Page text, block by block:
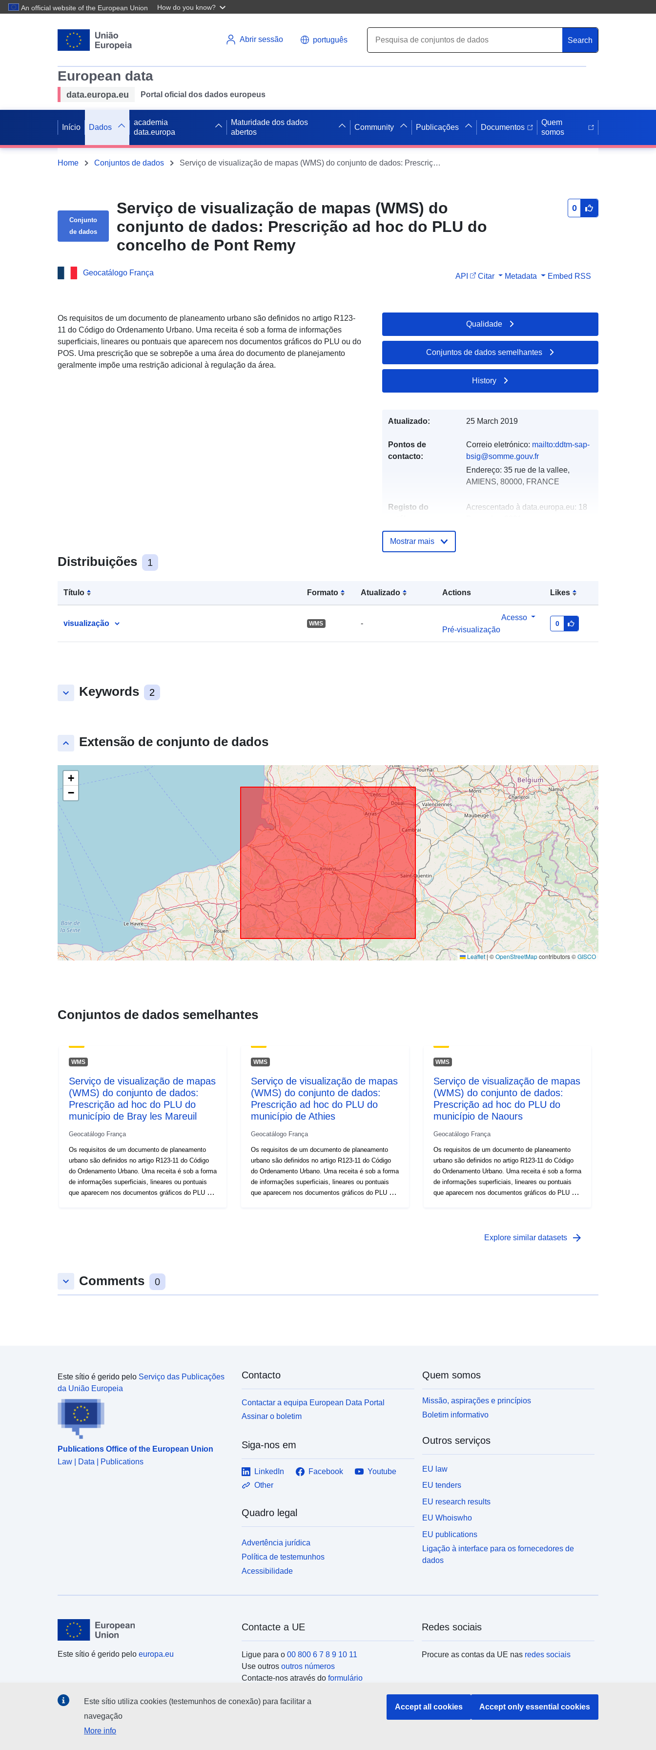
An official website of the European Union How do you know?
Abrir sessão português Search
European data
data.europa.eu Portal oficial dos dados europeus
Início Dados
academia
data.europa
Maturidade dos dados
abertos
Community Publicações Documentos
Quem
somos
Home Conjuntos de dados Serviço de visualização de mapas (WMS) do conjunto de dados: Prescrição ad hoc do PLU do concelho de Pont Remy
Conjunto
de dados
Serviço de visualização de mapas (WMS) do
conjunto de dados: Prescrição ad hoc do PLU do
concelho de Pont Remy
0
Geocatálogo França API Citar Metadata Embed RSS
Os requisitos de um documento de planeamento urbano são definidos no artigo R123-
11 do Código do Ordenamento Urbano. Uma receita é sob a forma de informações
superficiais, lineares ou pontuais que aparecem nos documentos gráficos do PLU ou do
POS. Uma prescrição que se sobrepõe a uma área do documento de planejamento
geralmente impõe uma restrição adicional à regulação da área.
Distribuições 1
Título Formato Atualizado Actions Likes
visualização WMS -
Acesso
Pré-visualização
0
keyboard_arrow_down Keywords 2
keyboard_arrow_up Extensão de conjunto de dados
+
−
Leaflet |©OpenStreetMapcontributors ©GISCO
Qualidade
Conjuntos de dados semelhantes
History
Atualizado: 25 March 2019
Pontos de
contacto:
Correio eletrónico: mailto:ddtm-sap-
bsig@somme.gouv.fr
Endereço: 35 rue de la vallee,
AMIENS, 80000, FRANCE
Registo do
Acrescentado à data.europa.eu: 18
50.48188019 ], [ 1.31279111,
49.38547516 ], [ 3.28133559,
49.38547516 ], [ 3.28133559,
Tipo: Polygon
120066022-srv-90fe0f13-0064-
4566-b837-3b261a46a975
Tipo:
Recurso:
http://inspire.ec.europa.eu/metadata-
codelist/ResourceType/services
Mostrar mais
Conjuntos de dados semelhantes
WMS
Serviço de visualização de mapas
(WMS) do conjunto de dados:
Prescrição ad hoc do PLU do
município de Bray les Mareuil
Geocatálogo França
Os requisitos de um documento de planeamento
urbano são definidos no artigo R123-11 do Código
do Ordenamento Urbano. Uma receita é sob a forma
de informações superficiais, lineares ou pontuais
que aparecem nos documentos gráficos do PLU ou
WMS
Serviço de visualização de mapas
(WMS) do conjunto de dados:
Prescrição ad hoc do PLU do
município de Athies
Geocatálogo França
Os requisitos de um documento de planeamento
urbano são definidos no artigo R123-11 do Código
do Ordenamento Urbano. Uma receita é sob a forma
de informações superficiais, lineares ou pontuais
que aparecem nos documentos gráficos do PLU ou
WMS
Serviço de visualização de mapas
(WMS) do conjunto de dados:
Prescrição ad hoc do PLU do
município de Naours
Geocatálogo França
Os requisitos de um documento de planeamento
urbano são definidos no artigo R123-11 do Código
do Ordenamento Urbano. Uma receita é sob a forma
de informações superficiais, lineares ou pontuais
que aparecem nos documentos gráficos do PLU ou
Explore similar datasets arrow_forward
keyboard_arrow_down Comments 0
Este sítio é gerido pelo Serviço das Publicações
da União Europeia
Publications Office of the European Union
Law | Data | Publications
Contacto
Contactar a equipa European Data Portal
Assinar o boletim
Siga-nos em
LinkedIn Facebook
Youtube
Other
Quadro legal
Advertência jurídica
Política de testemunhos
Acessibilidade
Quem somos
Missão, aspirações e princípios
Boletim informativo
Outros serviços
EU law
EU tenders
EU research results
EU Whoiswho
EU publications
Ligação à interface para os fornecedores de
dados
Este sítio é gerido pelo europa.eu
Contacte a UE
Ligue para o 00 800 6 7 8 9 10 11
Use outros outros números
Contacte-nos através do formulário
Redes sociais
Procure as contas da UE nas redes sociais
Pesquisar todas as instituições e órgãos da UE
Este sítio utiliza cookies (testemunhos de conexão) para facilitar a
navegação
More info
Accept all cookies Accept only essential cookies